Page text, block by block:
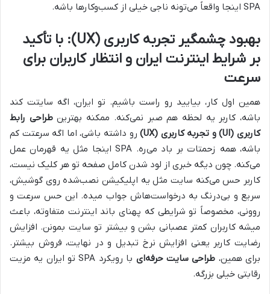
SPA اینجا واقعاً می‌تونه ناجی خیلی از کسب‌و‌کارها باشه.
بهبود چشمگیر تجربه کاربری (UX): با تأکید
بر شرایط اینترنت ایران و انتظار کاربران برای
سرعت
همین اول کار، بیایید رو راست باشیم. تو ایران، اگه سایتت کند
باشه، کاربر یه لحظه هم صبر نمی‌کنه. ممکنه بهترینطراحی رابط
کاربری (UI) و تجربه کاربری (UX)
رو داشته باشی، اما اگه سرعتت کم
باشه، همه زحمتات بر باد می‌ره. SPA اینجا مثل یه قهرمان عمل
می‌کنه. چون دیگه خبری از لود شدن کامل صفحه تو هر کلیک نیست،
کاربر حس می‌کنه سایت مثل یه اپلیکیشن نصب‌شده روی گوشیش،
سریع و بی‌درنگ به درخواست‌هاش جواب میده. این حس سرعت و
روونی، مخصوصاً تو شرایطی که پهنای باند اینترنت متفاوته، باعث
میشه کاربران کمتر عصبانی بشن و بیشتر تو سایت بمونن. افزایش
رضایت کاربر یعنی افزایش نرخ تبدیل و در نهایت، فروش بیشتر.
برای همین، طراحی سایت حرفه‌ای
با رویکرد SPA تو ایران یه مزیت
رقابتی خیلی بزرگه.